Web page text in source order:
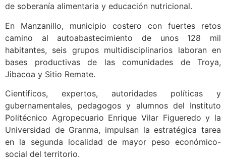
de soberanía alimentaria y educación nutricional.
En Manzanillo, municipio costero con fuertes retos
camino al autoabastecimiento de unos 128 mil
habitantes, seis grupos multidisciplinarios laboran en
bases productivas de las comunidades de Troya,
Jibacoa y Sitio Remate.
Científicos, expertos, autoridades políticas y
gubernamentales, pedagogos y alumnos del Instituto
Politécnico Agropecuario Enrique Vilar Figueredo y la
Universidad de Granma, impulsan la estratégica tarea
en la segunda localidad de mayor peso económico-
social del territorio.